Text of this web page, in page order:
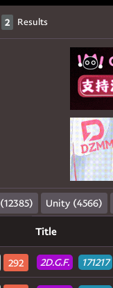
2 Results
Unity (4566)
Title
292 2D.G.F. 171217